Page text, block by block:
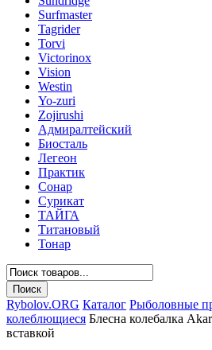
Surfmaster
Tagrider
Torvi
Victorinox
Vision
Westin
Yo-zuri
Zojirushi
Адмиралтейский
Биосталь
Легеон
Практик
Сонар
Сурикат
ТАЙГА
Титановый
Тонар
Rybolov.ORG Каталог Рыболовные
колеблющиеся Блесна колебалка
вставкой